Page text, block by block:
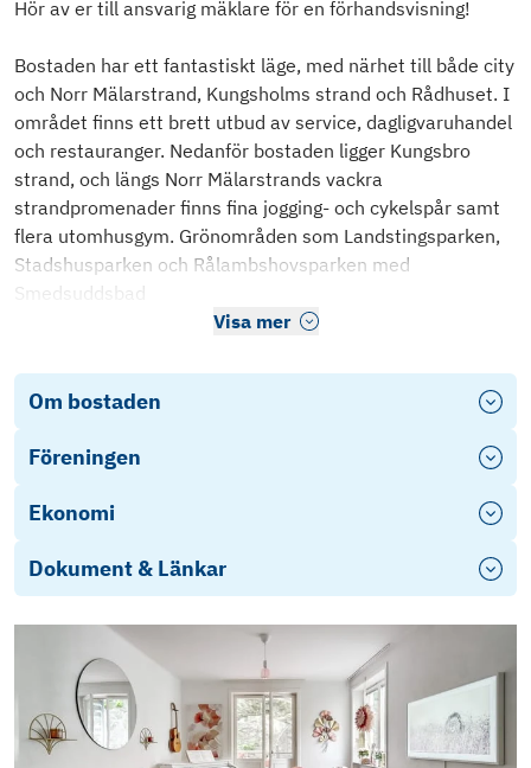
Hör av er till ansvarig mäklare för en förhandsvisning!
Bostaden har ett fantastiskt läge, med närhet till både city
och Norr Mälarstrand, Kungsholms strand och Rådhuset. I
området finns ett brett utbud av service, dagligvaruhandel
och restauranger. Nedanför bostaden ligger Kungsbro
strand, och längs Norr Mälarstrands vackra
strandpromenader finns fina jogging- och cykelspår samt
flera utomhusgym. Grönområden som Landstingsparken,
Stadshusparken och Rålambshovsparken med
Smedsuddsbad
Visa mer
Om bostaden
Föreningen
Ekonomi
Dokument & Länkar